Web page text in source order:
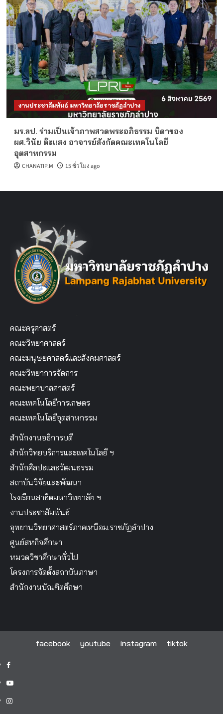
งานประชาสัมพันธ์ มหาวิทยาลัยราชภัฏลำปาง
มร.ลป. ร่วมเป็นเจ้าภาพสวดพระอภิธรรม บิดาของ
ผศ.วินัย ต๊ะแสง อาจารย์สังกัดคณะเทคโนโลยี
อุตสาหกรรม
CHANATIP.M 15 ชั่วโมง ago
คณะครุศาสตร์
คณะวิทยาศาสตร์
คณะมนุษยศาสตร์และสังคมศาสตร์
คณะวิทยาการจัดการ
คณะพยาบาลศาสตร์
คณะเทคโนโลยีการเกษตร
คณะเทคโนโลยีอุตสาหกรรม
สำนักงานอธิการบดี
สำนักวิทยบริการและเทคโนโลยี ฯ
สำนักศิลปะและวัฒนธรรม
สถาบันวิจัยและพัฒนา
โรงเรียนสาธิตมหาวิทยาลัย ฯ
งานประชาสัมพันธ์
อุทยานวิทยาศาสตร์ภาคเหนือม.ราชภัฏลำปาง
ศูนย์สหกิจศึกษา
หมวดวิชาศึกษาทั่วไป
โครงการจัดตั้งสถาบันภาษา
สำนักงานบัณฑิตศึกษา
facebook youtube instagram tiktok
facebook
youtube
instagram